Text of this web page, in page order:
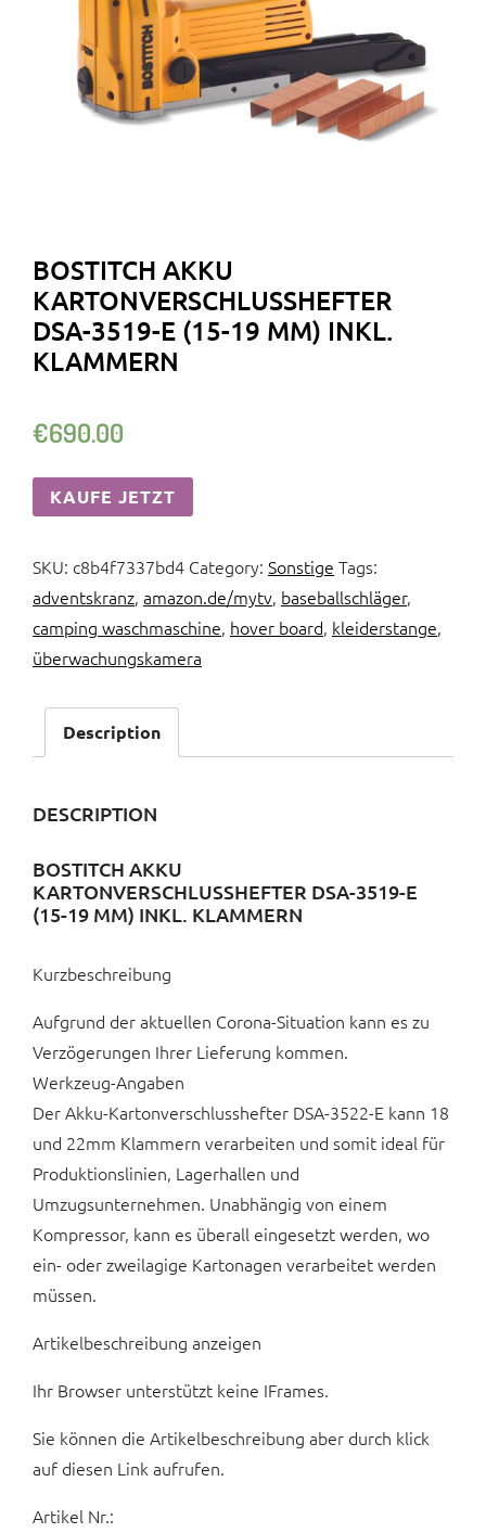
BOSTITCH AKKU
KARTONVERSCHLUSSHEFTER
DSA-3519-E (15-19 MM) INKL.
KLAMMERN
€690.00
KAUFE JETZT
SKU: c8b4f7337bd4 Category: Sonstige Tags:
adventskranz, amazon.de/mytv, baseballschläger,
camping waschmaschine, hover board, kleiderstange,
überwachungskamera
Description
DESCRIPTION
BOSTITCH AKKU
KARTONVERSCHLUSSHEFTER DSA-3519-E
(15-19 MM) INKL. KLAMMERN
Kurzbeschreibung
Aufgrund der aktuellen Corona-Situation kann es zu
Verzögerungen Ihrer Lieferung kommen.
Werkzeug-Angaben
Der Akku-Kartonverschlusshefter DSA-3522-E kann 18
und 22mm Klammern verarbeiten und somit ideal für
Produktionslinien, Lagerhallen und
Umzugsunternehmen. Unabhängig von einem
Kompressor, kann es überall eingesetzt werden, wo
ein- oder zweilagige Kartonagen verarbeitet werden
müssen.
Artikelbeschreibung anzeigen
Ihr Browser unterstützt keine IFrames.
Sie können die Artikelbeschreibung aber durch klick
auf diesen Link aufrufen.
Artikel Nr.: